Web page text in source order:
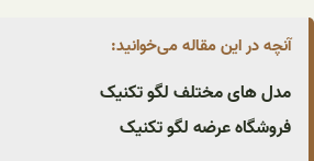
آنچه در این مقاله می‌خوانید:
مدل های مختلف لگو تکنیک
فروشگاه عرضه لگو تکنیک